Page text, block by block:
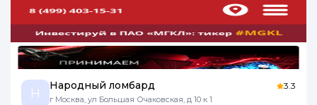
Н
Народный ломбард
г Москва, ул Большая Очаковская, д 10 к 1
3.3